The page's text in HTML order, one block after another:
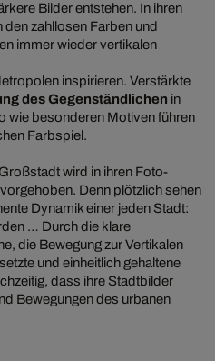
Bilder entstehen. In ihren
zahllosen Farben und
immer wieder vertikalen
inspirieren. Verstärkte
des Gegenständlichen in
wie besonderen Motiven führen
Farbspiel.
wird in ihren Foto-
Denn plötzlich sehen
Dynamik einer jeden Stadt:
… Durch die klare
die Bewegung zur Vertikalen
und einheitlich gehaltene
dass ihre Stadtbilder
Bewegungen des urbanen